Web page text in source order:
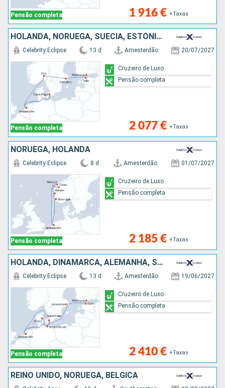
Pensão completa 1 916 € +Taxas
HOLANDA, NORUEGA, SUÉCIA, ESTÓNIA, FINLÂNDIA, DINAMARCA
Pensão completa
Celebrity Eclipse 13 d Amesterdão 20/07/2027
2 077 € +Taxas
Cruzeiro de Luxo
Pensão completa
NORUEGA, HOLANDA
Pensão completa
Celebrity Eclipse 8 d Amesterdão 01/07/2027
2 185 € +Taxas
Cruzeiro de Luxo
Pensão completa
HOLANDA, DINAMARCA, ALEMANHA, SUÉCIA, ESTÓNIA, FINLÂNDIA
Pensão completa
Celebrity Eclipse 13 d Amesterdão 19/06/2027
2 410 € +Taxas
Cruzeiro de Luxo
Pensão completa
REINO UNIDO, NORUEGA, BÉLGICA